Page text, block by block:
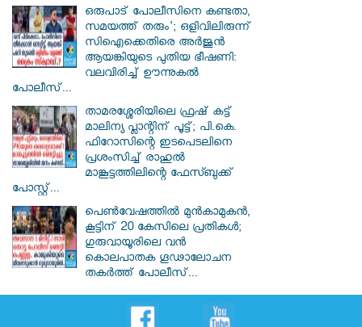
ഒരുപാട് പോലീസിനെ കണ്ടതാ,
സമയത്ത് തരും'; ഒളിവിലിരുന്ന്
സിഐക്കെതിരെ അർജുൻ
ആയങ്കിയുടെ പുതിയ ഭീഷണി:
വലവിരിച്ച് ഊന്നുകൽ
പോലീസ്...
താമരശ്ശേരിയിലെ ഫ്രഷ് കട്ട്
മാലിന്യ പ്ലാന്റിന് പൂട്ട്; പി.കെ.
ഫിറോസിന്റെ ഇടപെടലിനെ
പ്രശംസിച്ച് രാഹുൽ
മാങ്കൂട്ടത്തിലിന്റെ ഫേസ്ബുക്ക്
പോസ്റ്റ്...
പെൺവേഷത്തിൽ മുൻകാമുകൻ,
കൂട്ടിന് 20 കേസിലെ പ്രതികൾ;
ഗുരുവായൂരിലെ വൻ
കൊലപാതക ഗൂഢാലോചന
തകർത്ത് പോലീസ്...